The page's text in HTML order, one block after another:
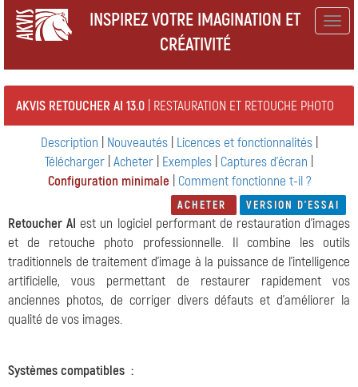
INSPIREZ VOTRE IMAGINATION ET
CRÉATIVITÉ
AKVIS RETOUCHER AI 13.0 | RESTAURATION ET RETOUCHE PHOTO
Description Nouveautés Licences et fonctionnalités|
Télécharger Acheter Exemples Captures d'écran
Configuration minimale
Comment fonctionne t-il ?
ACHETER VERSION D'ESSAI
Retoucher AI est un logiciel performant de restauration d'images
et de retouche photo professionnelle. Il combine les outils
traditionnels de traitement d'image à la puissance de l'intelligence
artificielle, vous permettant de restaurer rapidement vos
anciennes photos, de corriger divers défauts et d'améliorer la
qualité de vos images.
Systèmes compatibles :